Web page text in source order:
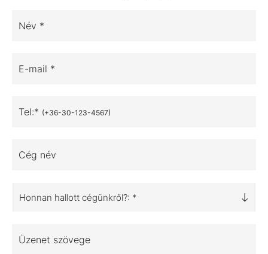
Név *
E-mail *
Tel:* (+36-30-123-4567)
Cég név
Honnan hallott cégünkről?: *
Üzenet szövege